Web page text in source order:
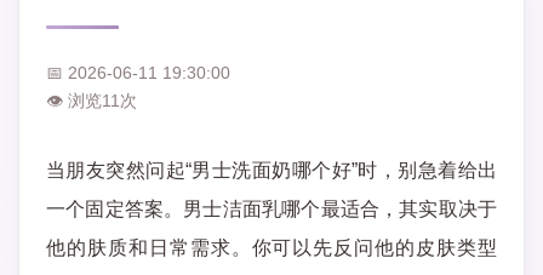
📅 2026-06-11 19:30:00
👁 浏览11 次
当朋友突然问起“男士洗面奶哪个好”时，别急着给出
一个固定答案。男士洁面乳哪个最适合，其实取决于
他的肤质和日常需求。你可以先反问他的皮肤类型